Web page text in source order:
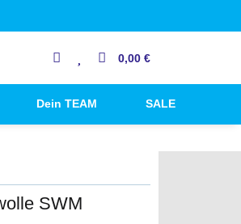
0,00 €
Dein TEAM SALE
SWM